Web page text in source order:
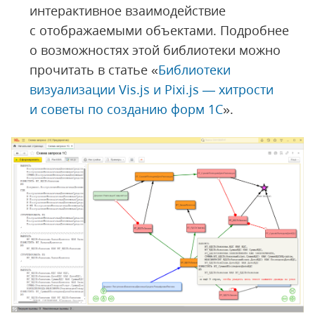
интерактивное взаимодействие
с отображаемыми объектами. Подробнее
о возможностях этой библиотеки можно
прочитать в статье «Библиотеки
визуализации Vis.js и Pixi.js — хитрости
и советы по созданию форм 1С».